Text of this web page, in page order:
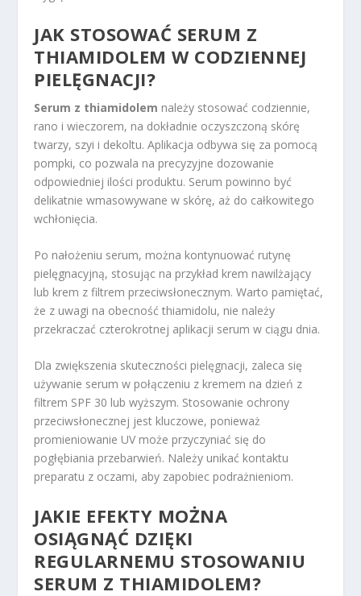
JAK STOSOWAĆ SERUM Z
THIAMIDOLEM W CODZIENNEJ
PIELĘGNACJI?
Serum z thiamidolem należy stosować codziennie,
rano i wieczorem, na dokładnie oczyszczoną skórę
twarzy, szyi i dekoltu. Aplikacja odbywa się za pomocą
pompki, co pozwala na precyzyjne dozowanie
odpowiedniej ilości produktu. Serum powinno być
delikatnie wmasowywane w skórę, aż do całkowitego
wchłonięcia.
Po nałożeniu serum, można kontynuować rutynę
pielęgnacyjną, stosując na przykład krem nawilżający
lub krem z filtrem przeciwsłonecznym. Warto pamiętać,
że z uwagi na obecność thiamidolu, nie należy
przekraczać czterokrotnej aplikacji serum w ciągu dnia.
Dla zwiększenia skuteczności pielęgnacji, zaleca się
używanie serum w połączeniu z kremem na dzień z
filtrem SPF 30 lub wyższym. Stosowanie ochrony
przeciwsłonecznej jest kluczowe, ponieważ
promieniowanie UV może przyczyniać się do
pogłębiania przebarwień. Należy unikać kontaktu
preparatu z oczami, aby zapobiec podrażnieniom.
JAKIE EFEKTY MOŻNA
OSIĄGNĄĆ DZIĘKI
REGULARNEMU STOSOWANIU
SERUM Z THIAMIDOLEM?